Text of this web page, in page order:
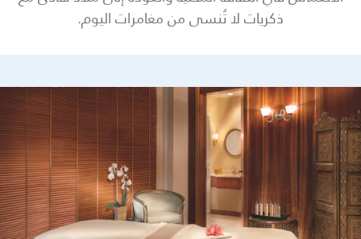
ذكريات لا تُنسى من مغامرات اليوم.